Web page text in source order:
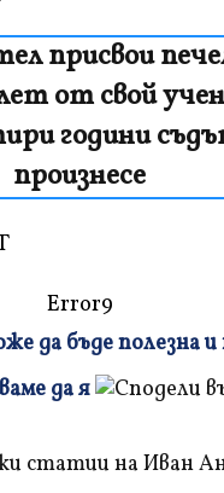
присвои
от свой
години
произнесе
Error9
да бъде полезна и
да я
статии на Иван